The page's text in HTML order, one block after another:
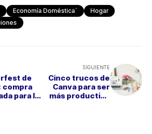
Economía Doméstica´
Hogar
de
compra
para la
SIGUIENTE
Cinco trucos de
Canva para ser
más productivo